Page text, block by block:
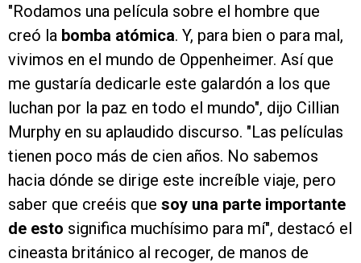
"Rodamos una película sobre el hombre que
creó la bomba atómica. Y, para bien o para mal,
vivimos en el mundo de Oppenheimer. Así que
me gustaría dedicarle este galardón a los que
luchan por la paz en todo el mundo", dijo Cillian
Murphy en su aplaudido discurso. "Las películas
tienen poco más de cien años. No sabemos
hacia dónde se dirige este increíble viaje, pero
saber que creéis que soy una parte importante
de esto significa muchísimo para mí", destacó el
cineasta británico al recoger, de manos de